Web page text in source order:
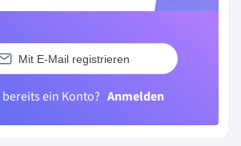
Mit E-Mail registrieren
bereits ein Konto? Anmelden